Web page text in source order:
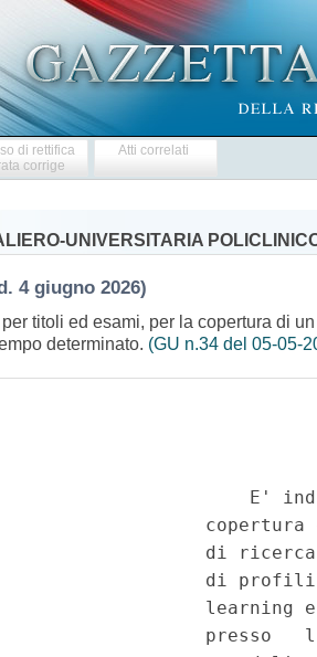
di rettifica
corrige
Atti correlati
UNIVERSITARIA
4 giugno 2026)
titoli ed esami, per la copertura di
determinato. (GU n.34 del 05-05-